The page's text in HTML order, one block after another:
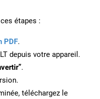
étapes :
PDF.
depuis votre appareil.
.
téléchargez le